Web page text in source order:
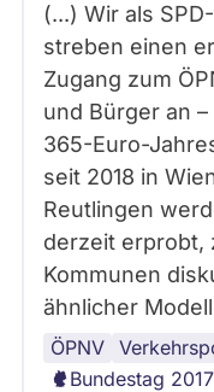
(...) Wir als
streben einen
Zugang zum
und Bürger an
365-Euro-
seit 2018 in
Reutlingen
derzeit erprobt,
Kommunen
ähnlicher
ÖPNV
Bundestag